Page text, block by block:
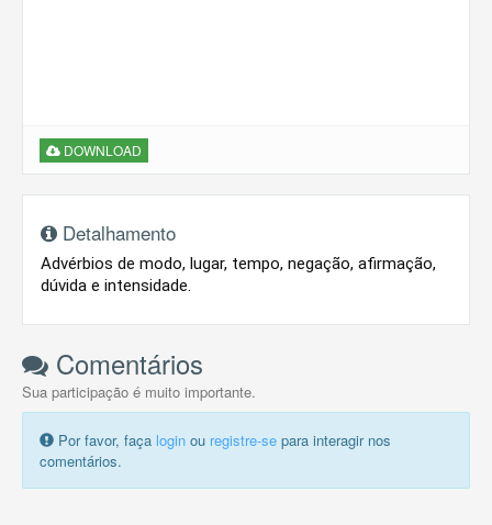
DOWNLOAD
Detalhamento
Advérbios de modo, lugar, tempo, negação, afirmação,
dúvida e intensidade.
Comentários
Sua participação é muito importante.
Por favor, faça login ou registre-se para interagir nos
comentários.